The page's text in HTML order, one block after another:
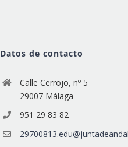
Datos de contacto
Calle Cerrojo, nº 5
29007 Málaga
951 29 83 82